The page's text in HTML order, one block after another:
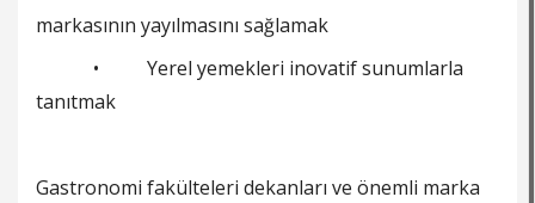
markasının yayılmasını sağlamak
• Yerel yemekleri inovatif sunumlarla
tanıtmak
Gastronomi fakülteleri dekanları ve önemli marka